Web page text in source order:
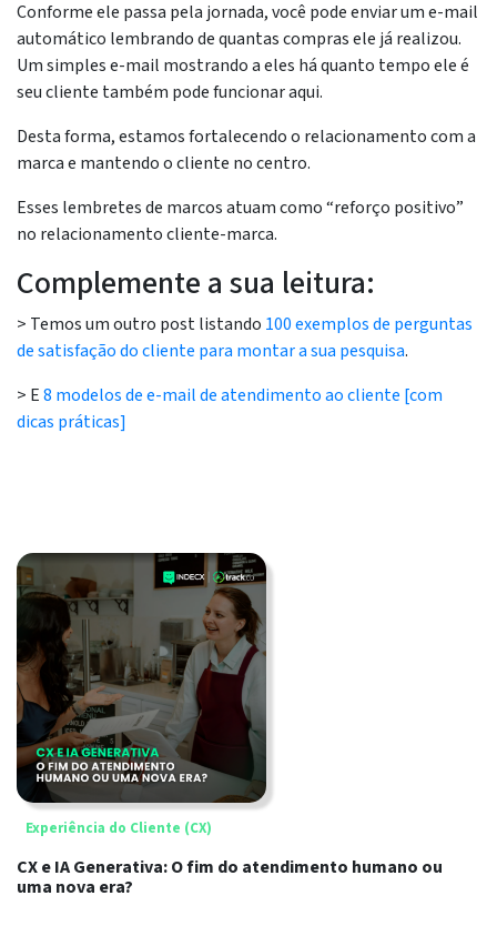
Conforme ele passa pela jornada, você pode enviar um e-mail
automático lembrando de quantas compras ele já realizou.
Um simples e-mail mostrando a eles há quanto tempo ele é
seu cliente também pode funcionar aqui.
Desta forma, estamos fortalecendo o relacionamento com a
marca e mantendo o cliente no centro.
Esses lembretes de marcos atuam como “reforço positivo”
no relacionamento cliente-marca.
Complemente a sua leitura:
> Temos um outro post listando 100 exemplos de perguntas
de satisfação do cliente para montar a sua pesquisa.
> E8 modelos de e-mail de atendimento ao cliente [com
dicas práticas]
Experiência do Cliente (CX)
CX e IA Generativa: O fim do atendimento humano ou
uma nova era?